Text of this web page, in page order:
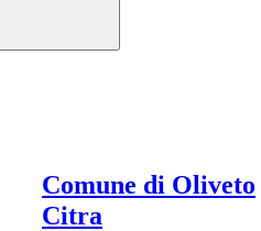
Comune di Oliveto
Citra